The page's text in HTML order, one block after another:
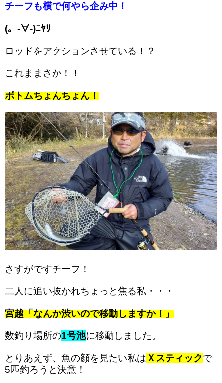
チーフも横で何やら企み中！
(。-∀-)ﾆﾔﾘ
ロッドをアクションさせている！？
これままさか！！
ボトムちょんちょん！
さすがですチーフ！
二人に追い抜かれちょっと焦る私・・・
宮越「なんか渋いので移動しますか！」
数釣り場所の1号池に移動しました。
とりあえず、魚の顔を見たい私は Ｘスティックで
5匹釣ろうと決意！